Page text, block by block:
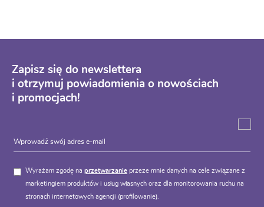
Zapisz się do newslettera
i otrzymuj powiadomienia o nowościach
i promocjach!
Wyrażam zgodę na przetwarzanie przeze mnie danych na cele związane z
marketingiem produktów i usług własnych oraz dla monitorowania ruchu na
stronach internetowych agencji (profilowanie).